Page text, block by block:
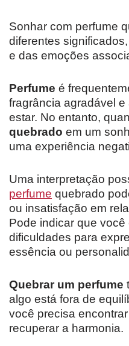
Sonhar com perfume
diferentes
e das emoções
Perfume é
fragrância agradável
estar. No entanto,
quebrado em um
uma experiência
Uma interpretação
perfume quebrado
ou insatisfação em
Pode indicar que
dificuldades para
essência ou
Quebrar um perfume
algo está fora de
você precisa
recuperar a harmonia.